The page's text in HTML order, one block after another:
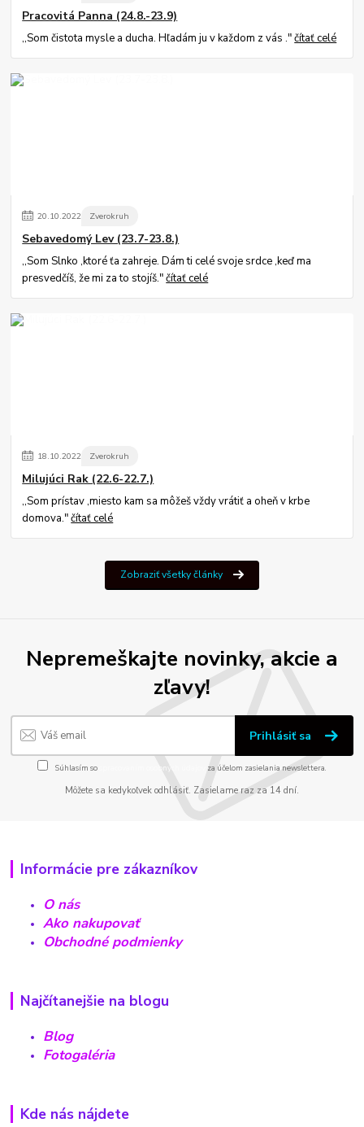
Pracovitá Panna (24.8.-23.9)
,,Som čistota mysle a ducha. Hľadám ju v každom z vás ."čítať celé
20.10.2022 Zverokruh
Sebavedomý Lev (23.7-23.8.)
,,Som Slnko ,ktoré ťa zahreje. Dám ti celé svoje srdce ,keď ma
presvedčíš, že mi za to stojíš."čítať celé
18.10.2022 Zverokruh
Milujúci Rak (22.6-22.7.)
,,Som prístav ,miesto kam sa môžeš vždy vrátiť a oheň v krbe
domova."čítať celé
Zobraziť všetky články
Nepremeškajte novinky, akcie a
zľavy!
Prihlásiť sa
Súhlasím so spracovaním osobných údajov za účelom zasielania newslettera.
Môžete sa kedykoľvek odhlásiť. Zasielame raz za 14 dní.
Informácie pre zákazníkov
O nás
Ako nakupovať
Obchodné podmienky
Najčítanejšie na blogu
Blog
Fotogaléria
Kde nás nájdete